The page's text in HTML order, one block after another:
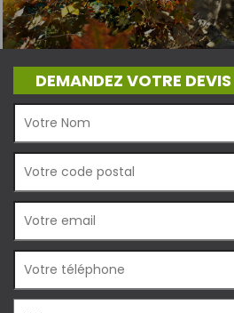
DEMANDEZ VOTRE